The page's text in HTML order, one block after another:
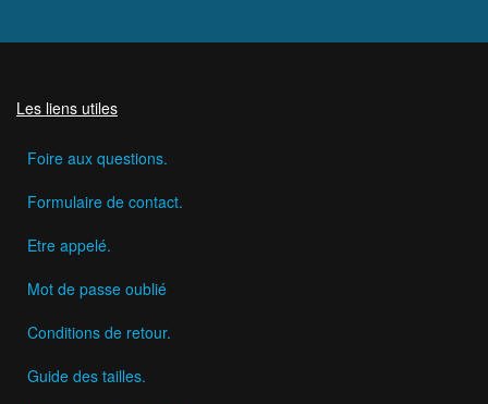
Les liens utiles
Foire aux questions.
Formulaire de contact.
Etre appelé.
Mot de passe oublié
Conditions de retour.
Guide des tailles.